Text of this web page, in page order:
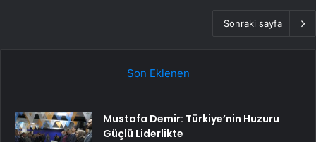
Sonraki sayfa
Son Eklenen
Mustafa Demir: Türkiye’nin Huzuru
Güçlü Liderlikte